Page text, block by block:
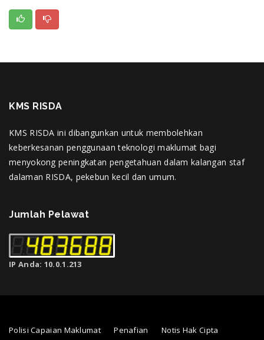
KMS RISDA
KMS RISDA ini dibangunkan untuk membolehkan
keberkesanan penggunaan teknologi maklumat bagi
menyokong peningkatan pengetahuan dalam kalangan staf
dalaman RISDA, pekebun kecil dan umum.
Jumlah Pelawat
IP Anda: 10.0.1.213
Polisi Capaian Maklumat Penafian Notis Hak Cipta